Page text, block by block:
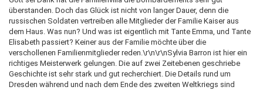
überstanden. Doch das Glück ist nicht von langer Dauer, denn die
russischen Soldaten vertreiben alle Mitglieder der Familie Kaiser aus
dem Haus. Was nun? Und was ist eigentlich mit Tante Emma, und Tante
Elisabeth passiert? Keiner aus der Familie möchte über die
verschollenen Familienmitglieder reden.\r\n\r\nSylvia Barron ist hier ein
richtiges Meisterwerk gelungen. Die auf zwei Zeitebenen geschriebe
Geschichte ist sehr stark und gut recherchiert. Die Details rund um
Dresden während und nach dem Ende des zweiten Weltkriegs sind